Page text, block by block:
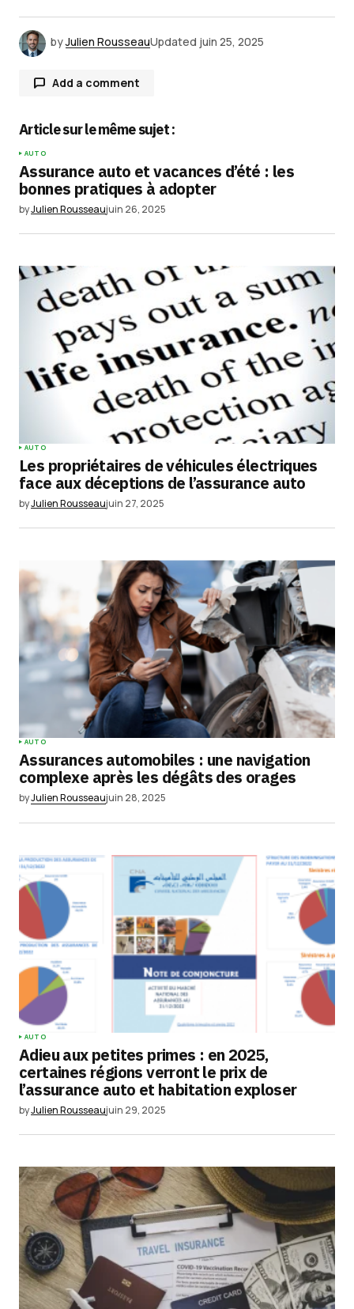
byJulien RousseauUpdated juin 25, 2025
Add a comment
Votre adresse e-mail ne sera pas publiée.
champs obligatoires sont indiqués avec *
Comment*
Your Name
Your E-mail*
Enregistrer mon nom, mon e-mail et mon
site dans le navigateur pour mon prochain
commentaire.
Submit Comment
Article sur le même sujet :
AUTO
Assurance auto et vacances d’été : les
bonnes pratiques à adopter
byJulien Rousseaujuin 26, 2025
AUTO
Les propriétaires de véhicules électriques
face aux déceptions de l’assurance auto
byJulien Rousseaujuin 27, 2025
AUTO
Assurances automobiles : une navigation
complexe après les dégâts des orages
byJulien Rousseaujuin 28, 2025
AUTO
Adieu aux petites primes : en 2025,
certaines régions verront le prix de
l’assurance auto et habitation exploser
byJulien Rousseaujuin 29, 2025